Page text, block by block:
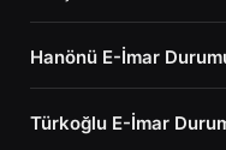
Hanönü E-İmar
Türkoğlu E-İmar